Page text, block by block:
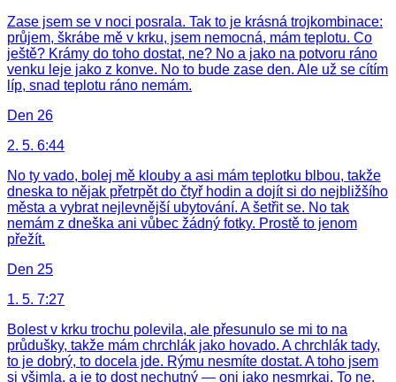
Zase jsem se v noci posrala. Tak to je krásná trojkombinace:
průjem, škrábe mě v krku, jsem nemocná, mám teplotu. Co
ještě? Krámy do toho dostat, ne? No a jako na potvoru ráno
venku leje jako z konve. No to bude zase den. Ale už se cítím
líp, snad teplotu ráno nemám.
Den 26
2. 5. 6:44
No ty vado, bolej mě klouby a asi mám teplotku blbou, takže
dneska to nějak přetrpět do čtyř hodin a dojít si do nejbližšího
města a vybrat nejlevnější ubytování. A šetřit se. No tak
nemám z dneška ani vůbec žádný fotky. Prostě to jenom
přežít.
Den 25
1. 5. 7:27
Bolest v krku trochu polevila, ale přesunulo se mi to na
průdušky, takže mám chrchlák jako hovado. A chrchlák tady,
to je dobrý, to docela jde. Rýmu nesmíte dostat. A toho jsem
si všimla, a je to dost nechutný — oni jako nesmrkaj. To ne.